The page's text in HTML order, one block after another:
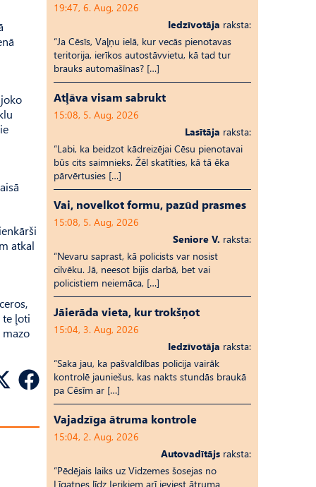
atkal
te ļoti
mazo
19:47, 6. Aug, 2026
Iedzīvotāja raksta:
“Ja Cēsīs, Vaļņu ielā, kur vecās pienotavas
teritorija, ierīkos autostāvvietu, kā tad tur
brauks automašīnas? […]
Atļāva visam sabrukt
15:08, 5. Aug, 2026
Lasītāja raksta:
“Labi, ka beidzot kādreizējai Cēsu pienotavai
būs cits saimnieks. Žēl skatīties, kā tā ēka
pārvērtusies […]
Vai, novelkot formu, pazūd prasmes
15:08, 5. Aug, 2026
Seniore V. raksta:
“Nevaru saprast, kā policists var nosist
cilvēku. Jā, neesot bijis darbā, bet vai
policistiem neiemāca, […]
Jāierāda vieta, kur trokšņot
15:04, 3. Aug, 2026
Iedzīvotāja raksta:
“Saka jau, ka pašvaldības policija vairāk
kontrolē jauniešus, kas nakts stundās braukā
pa Cēsīm ar […]
Vajadzīga ātruma kontrole
15:04, 2. Aug, 2026
Autovadītājs raksta:
“Pēdējais laiks uz Vid­ze­mes šosejas no
Līgatnes līdz Ieriķiem arī ieviest ātruma